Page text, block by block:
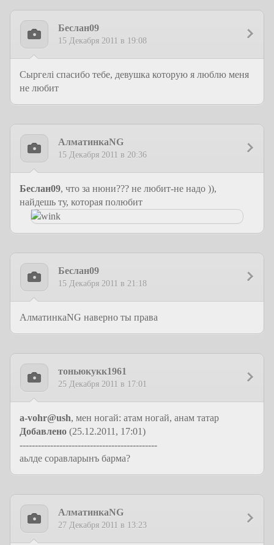
Беслан09
15 Декабря 2011 в 19:08
Сыргелi спасибо тебе, девушка которую я люблю меня
не любит
АлматинкаNG
15 Декабря 2011 в 20:36
Беслан09, что за нюни??? не любит-не надо )),
найдешь ту, которая полюбит
Беслан09
15 Декабря 2011 в 21:18
АлматинкаNG наверно ты права
тоньюкукк1961
25 Декабря 2011 в 17:01
a-vohr@ush, мен ногай: атам ногай, анам татар
Добавлено (25.12.2011, 17:01)
---------------------------------------------
аьлде соравларынъ барма?
АлматинкаNG
27 Декабря 2011 в 13:23